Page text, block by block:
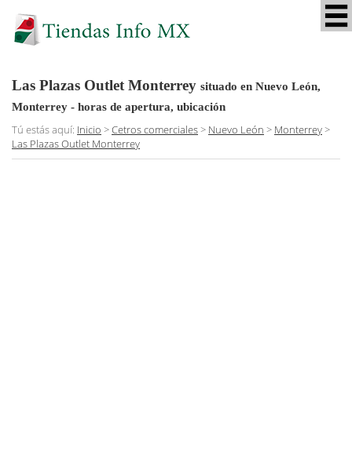
Las Plazas Outlet Monterrey situado en Nuevo León,
Monterrey - horas de apertura, ubicación
Tú estás aquí: Inicio >Cetros comerciales> Nuevo León > Monterrey>
Las Plazas Outlet Monterrey